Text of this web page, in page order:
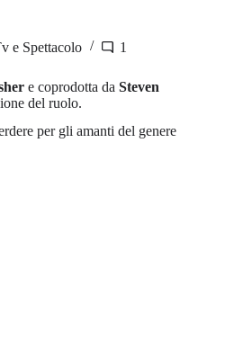
e Spettacolo 1
e coprodotta da Steven
del ruolo.
per gli amanti del genere